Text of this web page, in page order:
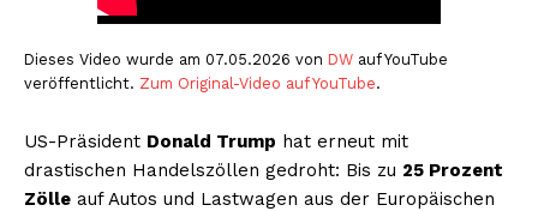
Dieses Video wurde am 07.05.2026 von DW auf YouTube
veröffentlicht. Zum Original-Video auf YouTube.
US-Präsident Donald Trump hat erneut mit
drastischen Handelszöllen gedroht: Bis zu 25 Prozent
Zölle auf Autos und Lastwagen aus der Europäischen